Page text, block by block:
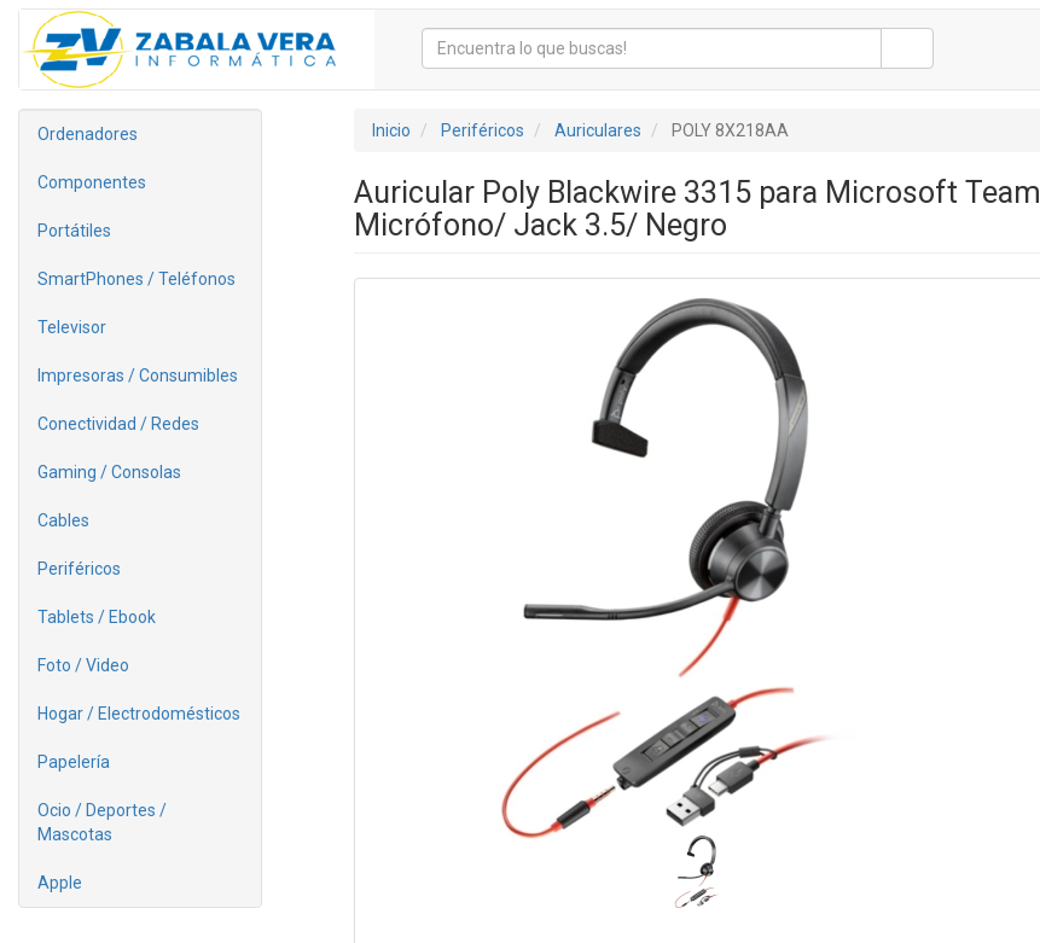
Ordenadores
Componentes
Portátiles
SmartPhones / Teléfonos
Televisor
Impresoras / Consumibles
Conectividad / Redes
Gaming / Consolas
Cables
Periféricos
Tablets / Ebook
Foto / Video
Hogar / Electrodomésticos
Papelería
Ocio / Deportes /
Mascotas
Apple
Inicio Periféricos Auriculares POLY 8X218AA
Auricular Poly Blackwire 3315 para Microsoft
Micrófono/ Jack 3.5/ Negro